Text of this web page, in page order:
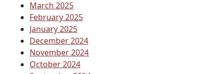
March 2025
February 2025
January 2025
December 2024
November 2024
October 2024